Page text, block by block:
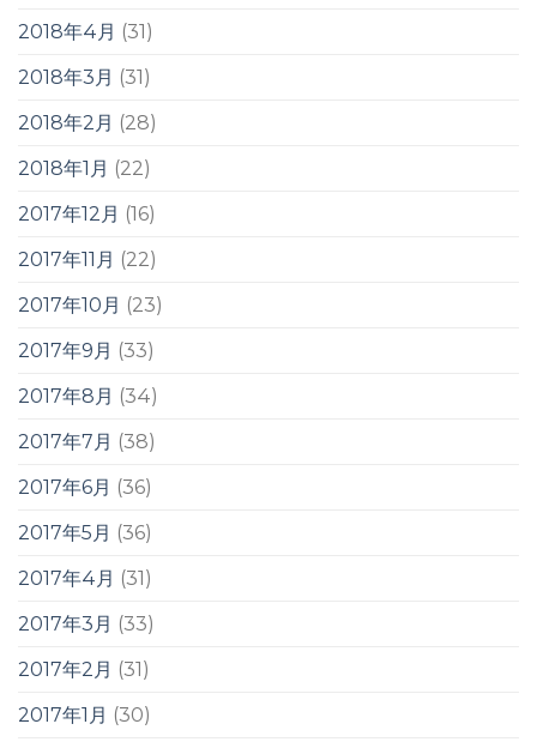
2018年4月 (31)
2018年3月 (31)
2018年2月 (28)
2018年1月 (22)
2017年12月 (16)
2017年11月 (22)
2017年10月 (23)
2017年9月 (33)
2017年8月 (34)
2017年7月 (38)
2017年6月 (36)
2017年5月 (36)
2017年4月 (31)
2017年3月 (33)
2017年2月 (31)
2017年1月 (30)